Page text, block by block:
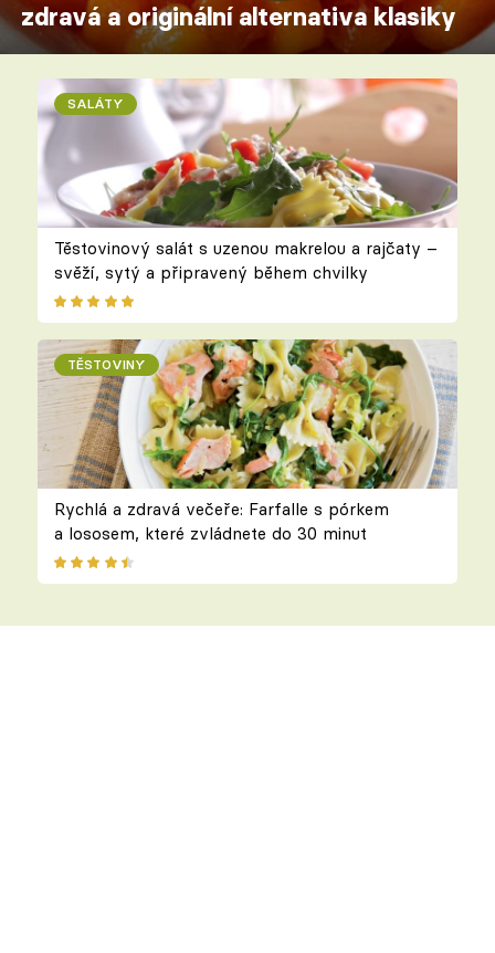
zdravá a originální alternativa klasiky
SALÁTY
Těstovinový salát s uzenou makrelou a rajčaty –
svěží, sytý a připravený během chvilky
TĚSTOVINY
Rychlá a zdravá večeře: Farfalle s pórkem
a lososem, které zvládnete do 30 minut